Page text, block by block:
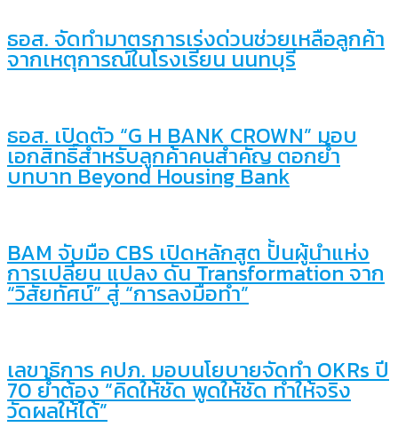
ธอส. จัดทำมาตรการเร่งด่วนช่วยเหลือลูกค้า
จากเหตุการณ์ในโรงเรียน นนทบุรี
ธอส. เปิดตัว “G H BANK CROWN” มอบ
เอกสิทธิ์สำหรับลูกค้าคนสำคัญ ตอกย้ำ
บทบาท Beyond Housing Bank
BAM จับมือ CBS เปิดหลักสูต ปั้นผู้นำแห่ง
การเปลี่ยน แปลง ดัน Transformation จาก
“วิสัยทัศน์” สู่ “การลงมือทำ”
เลขาธิการ คปภ. มอบนโยบายจัดทำ OKRs ปี
70 ย้ำต้อง “คิดให้ชัด พูดให้ชัด ทำให้จริง
วัดผลให้ได้”